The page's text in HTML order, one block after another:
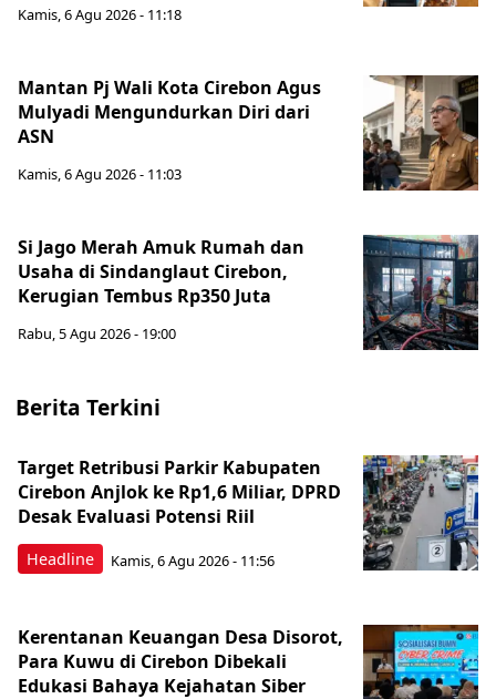
Kamis, 6 Agu 2026 - 11:18
Mantan Pj Wali Kota Cirebon Agus
Mulyadi Mengundurkan Diri dari
ASN
Kamis, 6 Agu 2026 - 11:03
Si Jago Merah Amuk Rumah dan
Usaha di Sindanglaut Cirebon,
Kerugian Tembus Rp350 Juta
Rabu, 5 Agu 2026 - 19:00
Berita Terkini
Headline
Target Retribusi Parkir Kabupaten
Cirebon Anjlok ke Rp1,6 Miliar, DPRD
Desak Evaluasi Potensi Riil
Kamis, 6 Agu 2026 - 11:56
Kerentanan Keuangan Desa Disorot,
Para Kuwu di Cirebon Dibekali
Edukasi Bahaya Kejahatan Siber